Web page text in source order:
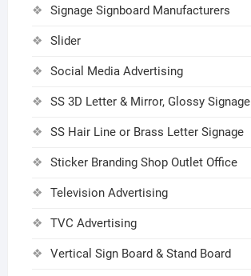
Signage Signboard Manufacturers
Slider
Social Media Advertising
SS 3D Letter & Mirror, Glossy Signage
SS Hair Line or Brass Letter Signage
Sticker Branding Shop Outlet Office
Television Advertising
TVC Advertising
Vertical Sign Board & Stand Board